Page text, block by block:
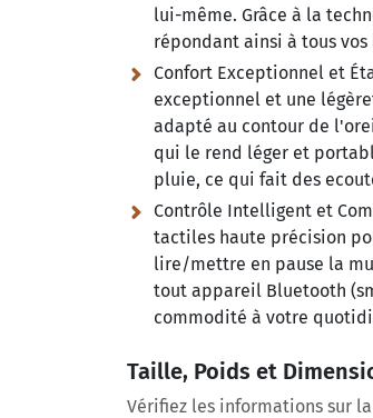
lui-même. Grâce à la
répondant ainsi à tous
Confort Exceptionnel et
exceptionnel et une
adapté au contour de
qui le rend léger et
pluie, ce qui fait des
Contrôle Intelligent et
tactiles haute précision
lire/mettre en pause la
tout appareil Bluetooth
commodité à votre
Taille, Poids et
Vérifiez les informations sur